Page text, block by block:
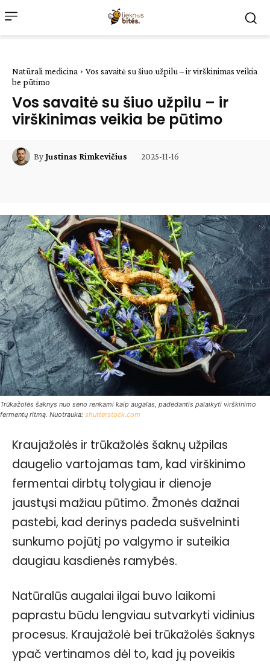
Natūrali medicina
Vos savaitė su šiuo užpilu – ir virškinimas veikia
be pūtimo
Vos savaitė su šiuo užpilu – ir
virškinimas veikia be pūtimo
ByJustinas Rimkevičius 2025-11-16
Trūkažolės šaknys nuo seno renkami kaip augalas, padedantis palaikyti virškinimo
fermentų ritmą. Nuotrauka: shutterstock.com
Kraujažolės ir trūkažolės šaknų užpilas
daugelio vartojamas tam, kad virškinimo
fermentai dirbtų tolygiau ir dienoje
jaustųsi mažiau pūtimo. Žmonės dažnai
pastebi, kad derinys padeda sušvelninti
sunkumo pojūtį po valgymo ir suteikia
daugiau kasdienės ramybės.
Natūralūs augalai ilgai buvo laikomi
paprastu būdu lengviau sutvarkyti vidinius
procesus. Kraujažolė bei trūkažolės šaknys
ypač vertinamos dėl to, kad jų poveikis